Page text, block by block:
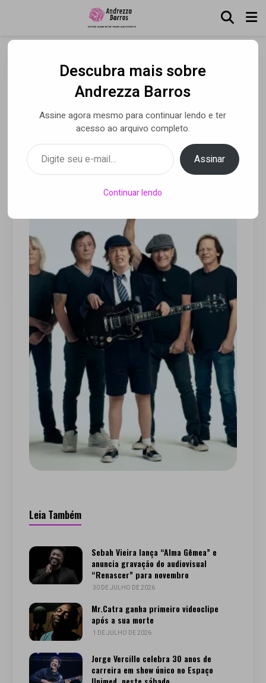
AC/DC recarrega para
2021 com o videoclipe
“Realize”
Por Andrezza Barros• 18 jan 2021
Leia Também
Sebah Vieira lança “Alma Gêmea” e
anuncia gravação do audiovisual
“Renascer” para novembro
30 DE JULHO DE 2026
Mr.Catra ganha primeiro videoclipe
após a sua morte
1 DE JULHO DE 2026
Jorge Vercillo celebra 30 anos de
carreira em show único no Espaço
Descubra mais sobre
Andrezza Barros
Assine agora mesmo para continuar lendo e ter
acesso ao arquivo completo.
Digite seu e-mail…
Assinar
Continuar lendo